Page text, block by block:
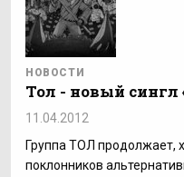
НОВОСТИ
Тол - новый сингл
11.04.2012
Группа ТОЛ продолжает,
поклонников